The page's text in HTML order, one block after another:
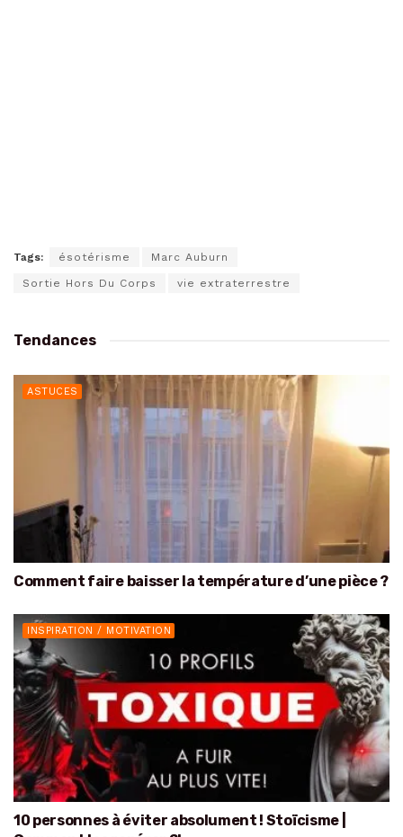
Tags: ésotérisme Marc Auburn
Sortie Hors Du Corps vie extraterrestre
Tendances
ASTUCES
Comment faire baisser la température d’une pièce ?
INSPIRATION / MOTIVATION
10 personnes à éviter absolument ! Stoïcisme |